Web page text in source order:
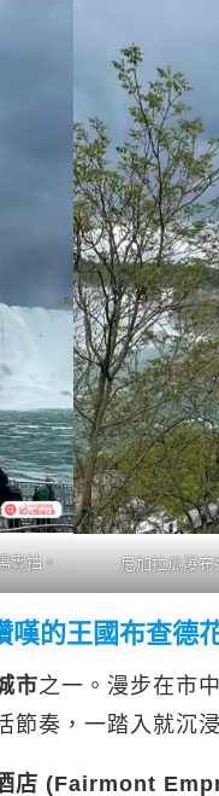
實拍。 尼加拉瓜瀑布
的王國布查德
市之一。漫步在市
奏，一踏入就沉
店 (Fairmont